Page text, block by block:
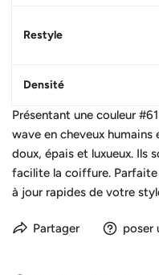
Restyle
Densité
Présentant une couleur
wave en cheveux humains
doux, épais et luxueux. Ils
facilite la coiffure.
à jour rapides de votre
Partager poser